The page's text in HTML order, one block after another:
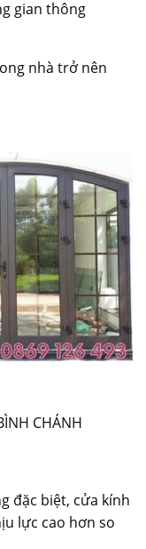
gian thông
nhà trở nên
CHÁNH
đặc biệt, cửa kính
lực cao hơn so